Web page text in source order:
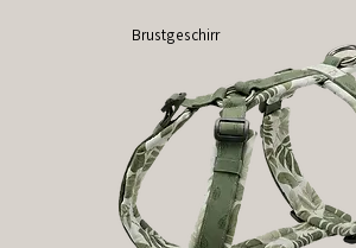
Brustgeschirr